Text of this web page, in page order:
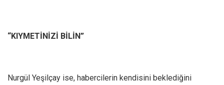
“KIYMETİNİZİ BİLİN”
Nurgül Yeşilçay ise, habercilerin kendisini beklediğini